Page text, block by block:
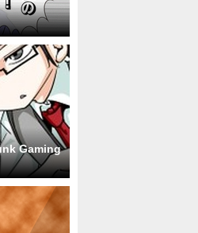
Gaming